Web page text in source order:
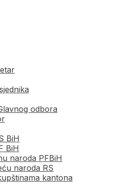
odbora
BiH
BiH
naroda PFBiH
naroda RS
kantona